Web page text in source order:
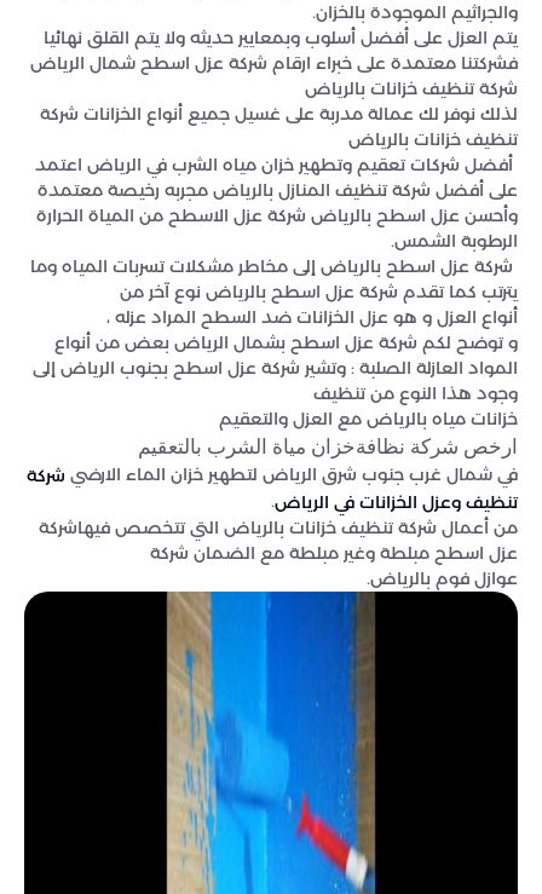
والجراثيم الموجودة بالخزان.
يتم العزل على أفضل أسلوب وبمعايير حديثه ولا يتم القلق نهائيا
فشركتنا معتمدة على خبراء ارقام شركة عزل اسطح شمال الرياض
شركة تنظيف خزانات بالرياض
لذلك نوفر لك عمالة مدربة على غسيل جميع أنواع الخزانات شركة
تنظيف خزانات بالرياض
أفضل شركات تعقيم وتطهير خزان مياه الشرب في الرياض اعتمد
على أفضل شركة تنظيف المنازل بالرياض مجربه رخيصة معتمدة
وأحسن عزل اسطح بالرياض شركة عزل الاسطح من المياة الحرارة
الرطوبة الشمس.
شركة عزل اسطح بالرياض إلى مخاطر مشكلات تسربات المياه وما
يترتب كما تقدم شركة عزل اسطح بالرياض نوع آخر من
أنواع العزل و هو عزل الخزانات ضد السطح المراد عزله ،
و توضح لكم شركة عزل اسطح بشمال الرياض بعض من أنواع
المواد العازلة الصلبة : وتشير شركة عزل اسطح بجنوب الرياض إلى
وجود هذا النوع من تنظيف
خزانات مياه بالرياض مع العزل والتعقيم
ارخص شركة نظافةخزان مياة الشرب بالتعقيم
في شمال غرب جنوب شرق الرياض لتطهير خزان الماء الارضي شركة
تنظيف وعزل الخزانات في الرياض.
من أعمال شركة تنظيف خزانات بالرياض التي تتخصص فيهاشركة
عزل اسطح مبلطة وغير مبلطة مع الضمان شركة
عوازل فوم بالرياض.